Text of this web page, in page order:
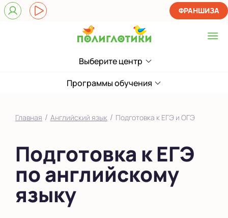
Выберите центр
Выберите центр
Верхние Лихоборы
Ломоносовский
Фили
Якиманка
в Южном Бутово
во Внуково
ФРАНШИЗА
Программы обучения
Главная / Английский язык / Подготовка к ЕГЭ и ОГЭ
Подготовка к ЕГЭ
по английскому
языку